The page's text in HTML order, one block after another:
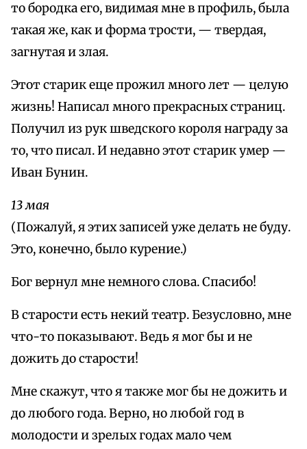
то бородка его, видимая мне в профиль, была
такая же, как и форма трости, — твердая,
загнутая и злая.
Этот старик еще прожил много лет — целую
жизнь! Написал много прекрасных страниц.
Получил из рук шведского короля награду за
то, что писал. И недавно этот старик умер —
Иван Бунин.
13 мая
(Пожалуй, я этих записей уже делать не буду.
Это, конечно, было курение.)
Бог вернул мне немного слова. Спасибо!
В старости есть некий театр. Безусловно, мне
что-то показывают. Ведь я мог бы и не
дожить до старости!
Мне скажут, что я также мог бы не дожить и
до любого года. Верно, но любой год в
молодости и зрелых годах мало чем